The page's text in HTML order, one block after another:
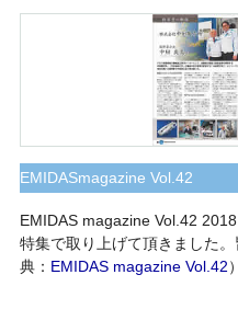
EMIDASmagazine Vol.42
EMIDAS magazine Vol.42
特集で取り上げて頂きました
典： EMIDAS magazine Vol.42）